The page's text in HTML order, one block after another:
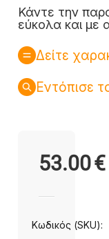
Κάντε την
εύκολα και με
Δείτε
Εντόπισε
53.00€
Κωδικός (SKU):